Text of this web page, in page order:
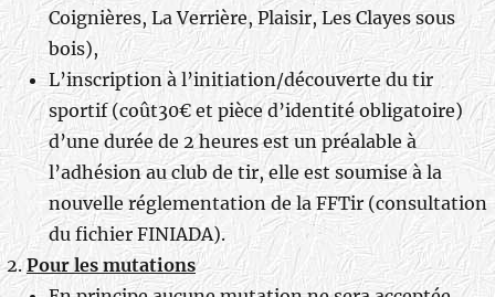
Coignières, La Verrière, Plaisir, Les Clayes sous
bois),
L’inscription à l’initiation/découverte du tir
sportif (coût30€ et pièce d’identité obligatoire)
d’une durée de 2 heures est un préalable à
l’adhésion au club de tir, elle est soumise à la
nouvelle réglementation de la FFTir (consultation
du fichier FINIADA).
Pour les mutations